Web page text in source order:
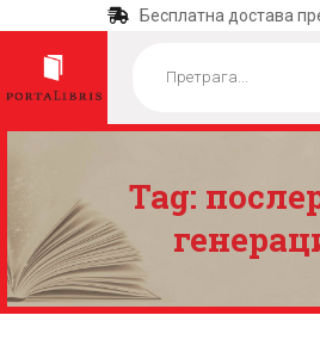
Бесплатна достава
search
Tag:
ПОЧЕТНА
КАТЕГОРИЈЕ